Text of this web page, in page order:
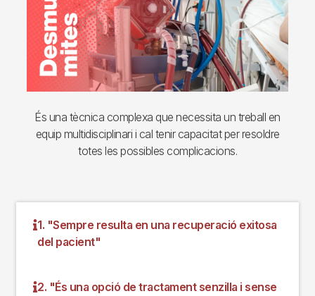
És una tècnica complexa que necessita un treball en
equip multidisciplinari i cal tenir capacitat per resoldre
totes les possibles complicacions.
1. "Sempre resulta en una recuperació exitosa
del pacient"
2. "És una opció de tractament senzilla i sense